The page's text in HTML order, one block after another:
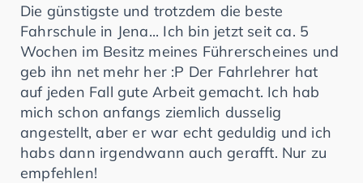
Die günstigste und trotzdem die beste
Fahrschule in Jena... Ich bin jetzt seit ca. 5
Wochen im Besitz meines Führerscheines und
geb ihn net mehr her :P Der Fahrlehrer hat
auf jeden Fall gute Arbeit gemacht. Ich hab
mich schon anfangs ziemlich dusselig
angestellt, aber er war echt geduldig und ich
habs dann irgendwann auch gerafft. Nur zu
empfehlen!